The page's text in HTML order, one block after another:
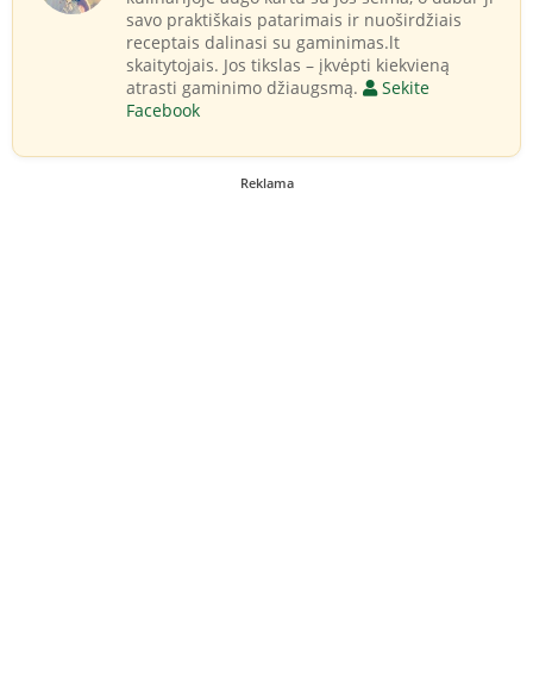
savo praktiškais patarimais ir nuoširdžiais
receptais dalinasi su gaminimas.lt
skaitytojais. Jos tikslas – įkvėpti kiekvieną
atrasti gaminimo džiaugsmą.
Sekite
Facebook
Reklama